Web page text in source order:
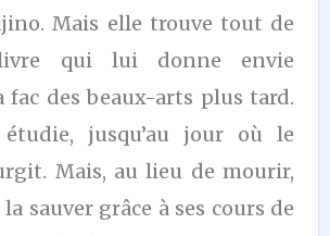
Mais elle trouve tout de
qui lui donne envie
fac des beaux-arts plus tard.
jusqu’au jour où le
Mais, au lieu de mourir,
sauver grâce à ses cours de